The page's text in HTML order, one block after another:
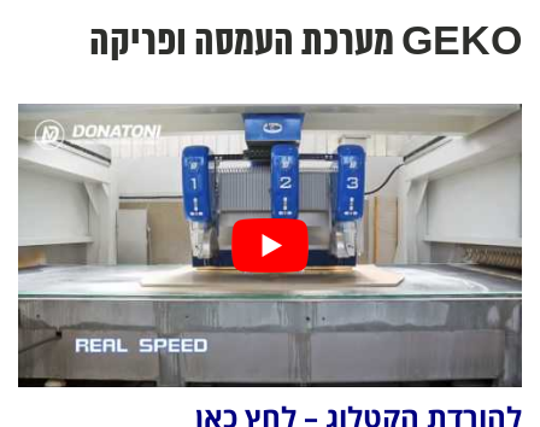
GEKO מערכת העמסה ופריקה
להורדת הקטלוג – לחץ כאן